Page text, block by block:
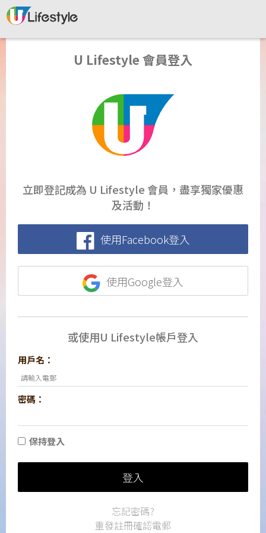
U Lifestyle 會員登入
立即登記成為 U Lifestyle 會員，盡享獨家優惠
及活動！
使用Facebook登入
使用Google登入
或使用U Lifestyle帳戶登入
用戶名：
密碼：
保持登入
登入
忘記密碼?
重發註冊確認電郵